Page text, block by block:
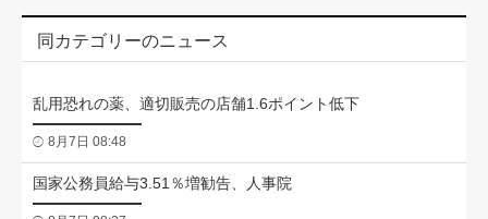
同カテゴリーのニュース
乱用恐れの薬、適切販売の店舗1.6ポイント低下
8月7日 08:48
国家公務員給与3.51％増勧告、人事院